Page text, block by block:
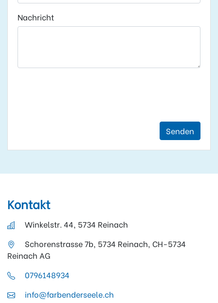
Nachricht
Senden
Kontakt
Winkelstr. 44, 5734 Reinach
Schorenstrasse 7b, 5734 Reinach, CH-5734
Reinach AG
0796148934
info@farbenderseele.ch